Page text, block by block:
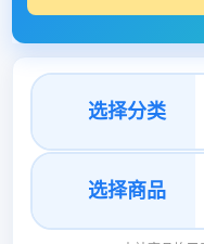
【限时福利】 ¥9.99
属